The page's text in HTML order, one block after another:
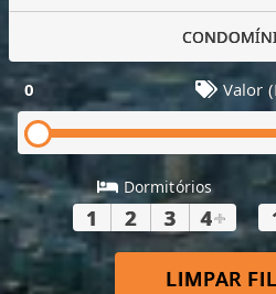
0 Valor
Dormitórios
1 2 3 4+
LIMPAR